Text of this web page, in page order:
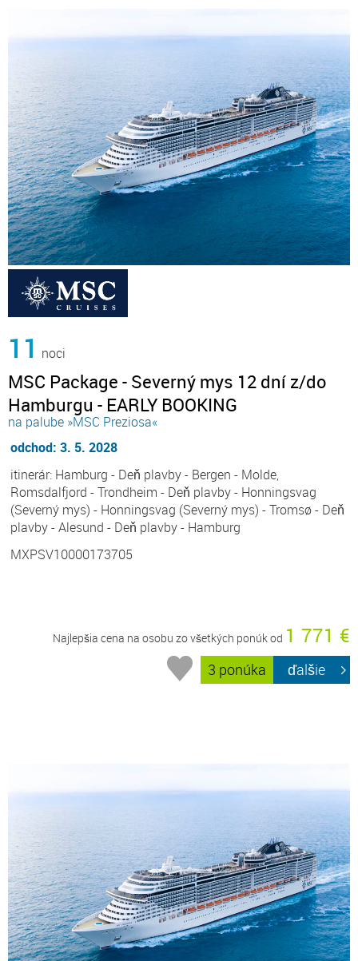
11 noci
MSC Package - Severný mys 12 dní z/do
Hamburgu - EARLY BOOKING
na palube »MSC Preziosa«
odchod: 3. 5. 2028
itinerár: Hamburg - Deň plavby - Bergen - Molde,
Romsdalfjord - Trondheim - Deň plavby - Honningsvag
(Severný mys) - Honningsvag (Severný mys) - Tromsø - Deň
plavby - Alesund - Deň plavby - Hamburg
MXPSV10000173705
Najlepšia cena na osobu zo všetkých ponúk od 1 771 €
3 ponúka ďalšie